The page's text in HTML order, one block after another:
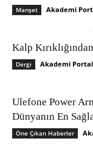
Manşet Akademi
Kalp
Dergi Akademi Portal
Ulefone Power
Dünyanın En
Öne Çıkan Haberler